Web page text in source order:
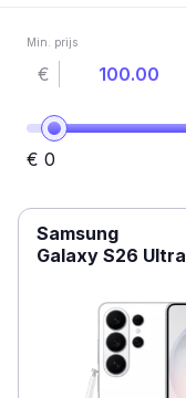
Min. prijs
€
€ 0
Samsung
Galaxy S26 Ultra